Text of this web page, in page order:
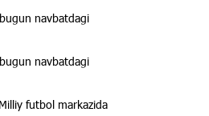
navbatdagi
navbatdagi
futbol markazida